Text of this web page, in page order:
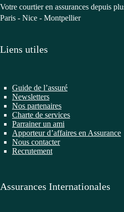
Votre courtier en assurances depuis
Paris - Nice - Montpellier
Liens utiles
Guide de l’assuré
Newsletters
Nos partenaires
Charte de services
Parrainer un ami
Apporteur d’affaires en Assurance
Nous contacter
Recrutement
Assurances Internationales